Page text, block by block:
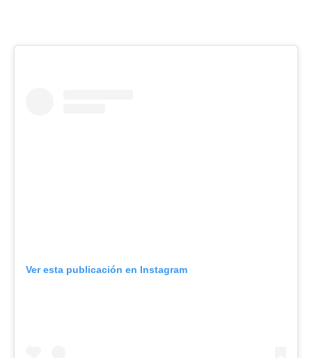
Ver esta publicación en Instagram